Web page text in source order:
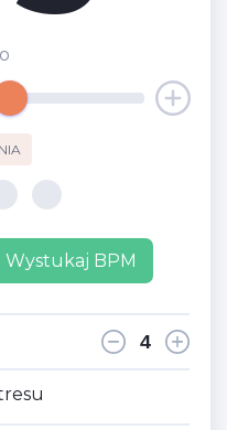
Wystukaj BPM